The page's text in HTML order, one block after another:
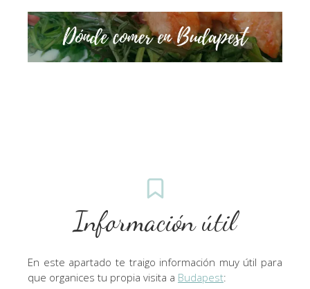
Información útil
En este apartado te traigo información muy útil para
que organices tu propia visita a Budapest: